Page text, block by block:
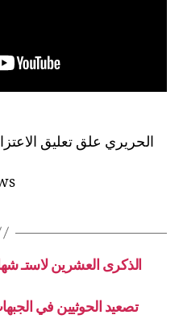
الحريري علق تعليق
الذكرى العشرين لاستـ
تصعيد الحوثيين في